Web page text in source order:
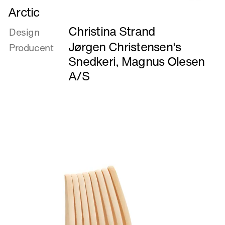
Læs
mere
om
Arctic
Arctic
Design Christina Strand
Producent
Jørgen Christensen's
Snedkeri, Magnus Olesen
A/S